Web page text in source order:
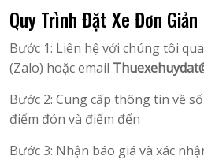
Quy Trình Đặt Xe Đơn Giản
Bước 1: Liên hệ với chúng tôi
(Zalo) hoặc email
Bước 2: Cung cấp thông tin về
điểm đón và điểm đến
Bước 3: Nhận báo giá và xác